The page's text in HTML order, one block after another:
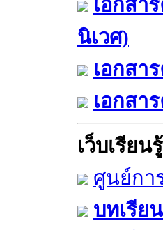
เอกสา
นิเวศ)
เอกสา
เอกสา
เว็บเรียนรู้
ศูนย์กา
บทเรีย